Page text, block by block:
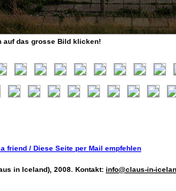
auf das grosse Bild klicken!
in Iceland), 2008. Kontakt: info@claus-in-